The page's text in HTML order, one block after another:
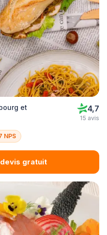
et
4,7
15 avis
NPS
gratuit